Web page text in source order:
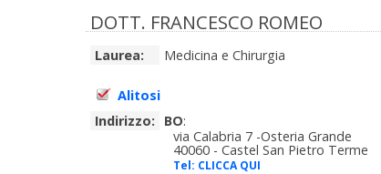
DOTT. FRANCESCO ROMEO
Laurea: Medicina e Chirurgia
Alitosi
Indirizzo:
BO:
via Calabria 7 -Osteria Grande
40060 - Castel San Pietro Terme
Tel: CLICCA QUI